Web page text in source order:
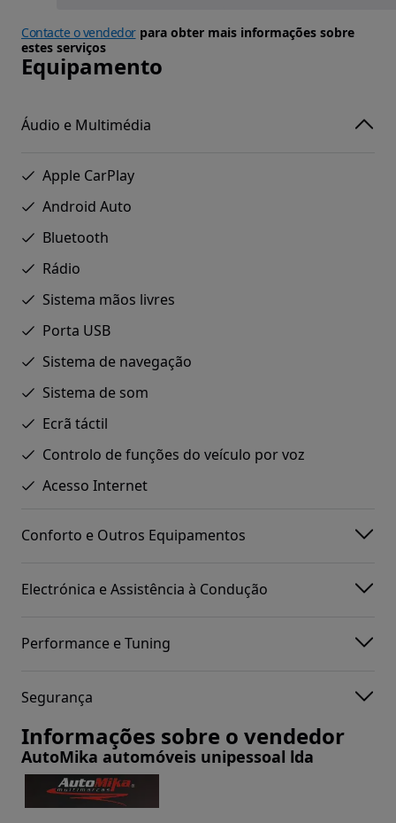
Contacte o vendedorpara obter mais informações sobre
estes serviços
Equipamento
Áudio e Multimédia
Apple CarPlay
Android Auto
Bluetooth
Rádio
Sistema mãos livres
Porta USB
Sistema de navegação
Sistema de som
Ecrã táctil
Controlo de funções do veículo por voz
Acesso Internet
Conforto e Outros Equipamentos
Electrónica e Assistência à Condução
Performance e Tuning
Segurança
Informações sobre o vendedor
AutoMika automóveis unipessoal lda